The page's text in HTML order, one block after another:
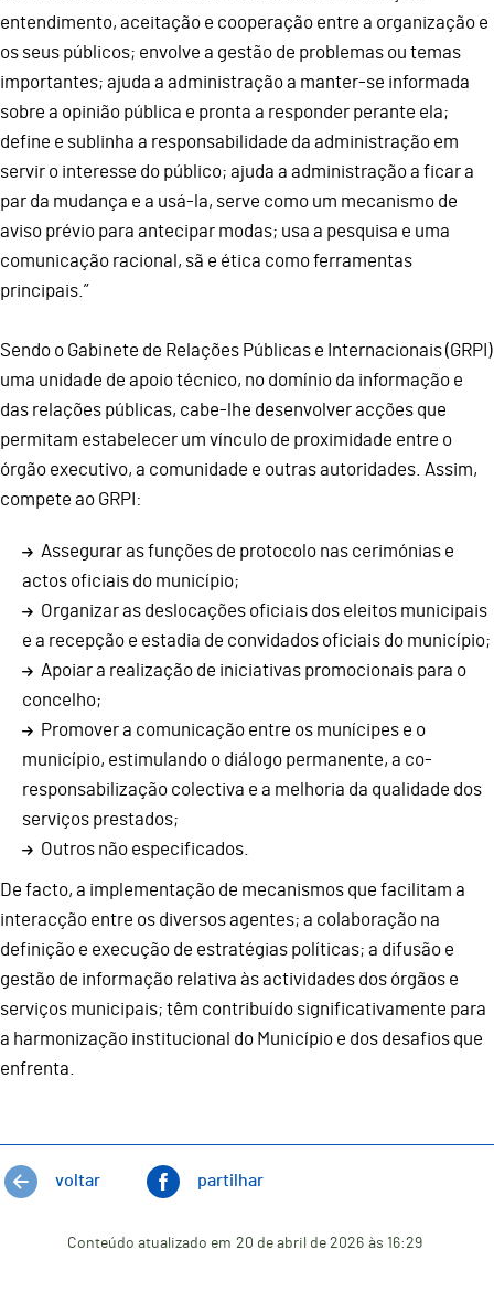
entendimento, aceitação e cooperação entre a organização e
os seus públicos; envolve a gestão de problemas ou temas
importantes; ajuda a administração a manter-se informada
sobre a opinião pública e pronta a responder perante ela;
define e sublinha a responsabilidade da administração em
servir o interesse do público; ajuda a administração a ficar a
par da mudança e a usá-la, serve como um mecanismo de
aviso prévio para antecipar modas; usa a pesquisa e uma
comunicação racional, sã e ética como ferramentas
principais.”
Sendo o Gabinete de Relações Públicas e Internacionais (GRPI)
uma unidade de apoio técnico, no domínio da informação e
das relações públicas, cabe-lhe desenvolver acções que
permitam estabelecer um vínculo de proximidade entre o
órgão executivo, a comunidade e outras autoridades. Assim,
compete ao GRPI:
Assegurar as funções de protocolo nas cerimónias e
actos oficiais do município;
Organizar as deslocações oficiais dos eleitos municipais
e a recepção e estadia de convidados oficiais do município;
Apoiar a realização de iniciativas promocionais para o
concelho;
Promover a comunicação entre os munícipes e o
município, estimulando o diálogo permanente, a co-
responsabilização colectiva e a melhoria da qualidade dos
serviços prestados;
Outros não especificados.
De facto, a implementação de mecanismos que facilitam a
interacção entre os diversos agentes; a colaboração na
definição e execução de estratégias políticas; a difusão e
gestão de informação relativa às actividades dos órgãos e
serviços municipais; têm contribuído significativamente para
a harmonização institucional do Município e dos desafios que
enfrenta.
voltar partilhar
Conteúdo atualizado em 20 de abril de 2026 às 16:29